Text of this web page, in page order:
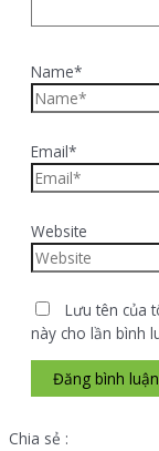
Name*
Email*
Website
Lưu tên của
này cho lần bình
Chia sẻ :